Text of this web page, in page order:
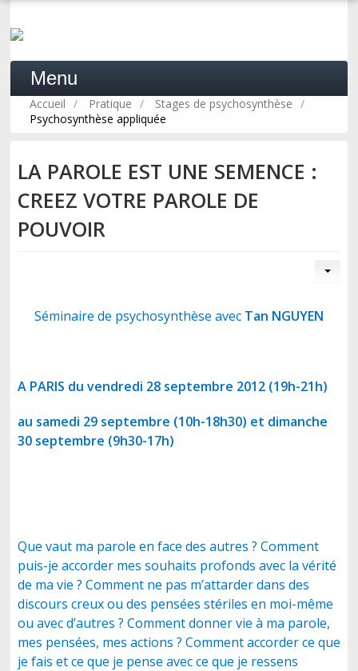
Menu
LA PSYCHOSYNTHÈSE
Accueil / Pratique / Stages de psychosynthèse
/
Psychosynthèse appliquée
LA PAROLE EST UNE SEMENCE :
CREEZ VOTRE PAROLE DE
POUVOIR
Séminaire de psychosynthèse avec Tan NGUYEN
A PARIS du vendredi 28 septembre 2012 (19h-21h)
au samedi 29 septembre (10h-18h30) et dimanche
30 septembre (9h30-17h)
Que vaut ma parole en face des autres ? Comment
puis-je accorder mes souhaits profonds avec la vérité
de ma vie ? Comment ne pas m’attarder dans des
discours creux ou des pensées stériles en moi-même
ou avec d’autres ? Comment donner vie à ma parole,
mes pensées, mes actions ? Comment accorder ce que
je fais et ce que je pense avec ce que je ressens